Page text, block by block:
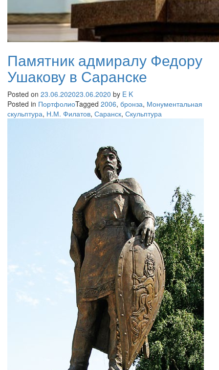
Памятник адмиралу Федору
Ушакову в Саранске
Posted on 23.06.202023.06.2020 by E K
Posted in ПортфолиоTagged 2006, бронза, Монументальная
скульптура, Н.М. Филатов, Саранск, Скульптура